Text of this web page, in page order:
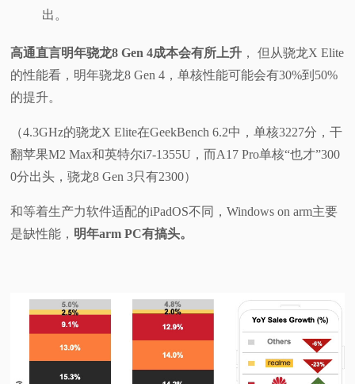
出。
高通直言明年骁龙8 Gen 4成本会有所上升 ， 但从骁龙X Elite
的性能看，明年骁龙8 Gen 4，单核性能可能会有30%到50%
的提升。
（4.3GHz的骁龙X Elite在GeekBench 6.2中，单核3227分，干
翻苹果M2 Max和英特尔i7-1355U，而A17 Pro单核“也才”300
0分出头，骁龙8 Gen 3只有2300）
和等着生产力软件适配的iPadOS不同，Windows on arm主要
是缺性能， 明年arm PC有搞头。